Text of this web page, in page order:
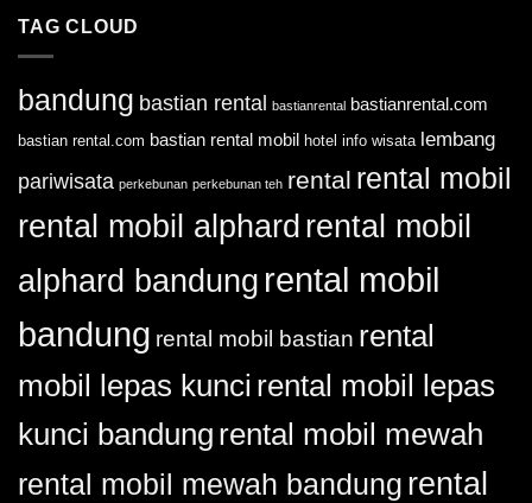
Lebih
untuk
Anda?
TAG CLOUD
bandung bastian rental bastianrental bastianrental.com
bastian rental.com bastian rental mobil hotel info wisata lembang
pariwisata perkebunan perkebunan teh rental rental mobil
rental mobil alphard rental mobil
alphard bandung rental mobil
bandung rental mobil bastian rental
mobil lepas kunci rental mobil lepas
kunci bandung rental mobil mewah
rental mobil mewah bandung rental